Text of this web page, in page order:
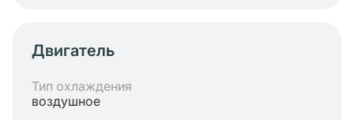
Двигатель
Тип охлаждения
воздушное